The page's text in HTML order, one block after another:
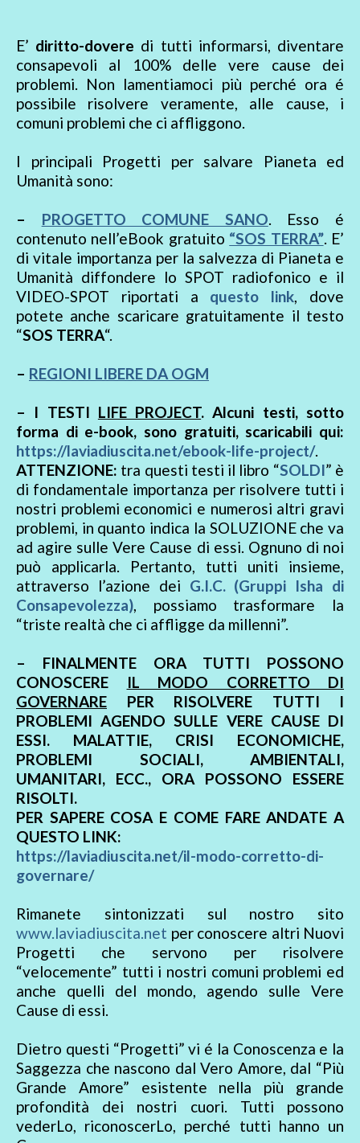
E’ diritto-dovere di tutti informarsi, diventare
consapevoli al 100% delle vere cause dei
problemi. Non lamentiamoci più perché ora é
possibile risolvere veramente, alle cause, i
comuni problemi che ci affliggono.
I principali Progetti per salvare Pianeta ed
Umanità sono:
– PROGETTO COMUNE SANO . Esso é
contenuto nell’eBook gratuito “SOS TERRA”. E’
di vitale importanza per la salvezza di Pianeta e
Umanità diffondere lo SPOT radiofonico e il
VIDEO-SPOT riportati a questo link , dove
potete anche scaricare gratuitamente il testo
“SOS TERRA“.
– REGIONI LIBERE DA OGM
– I TESTI LIFE PROJECT. Alcuni testi, sotto
forma di e-book, sono gratuiti, scaricabili qui:
https://laviadiuscita.net/ebook-life-project/.
ATTENZIONE: tra questi testi il libro “SOLDI” è
di fondamentale importanza per risolvere tutti i
nostri problemi economici e numerosi altri gravi
problemi, in quanto indica la SOLUZIONE che va
ad agire sulle Vere Cause di essi. Ognuno di noi
può applicarla. Pertanto, tutti uniti insieme,
attraverso l’azione dei G.I.C. (Gruppi Isha di
Consapevolezza) , possiamo trasformare la
“triste realtà che ci affligge da millenni”.
– FINALMENTE ORA TUTTI POSSONO
CONOSCERE
IL MODO CORRETTO DI
GOVERNARE PER RISOLVERE TUTTI I
PROBLEMI AGENDO SULLE VERE CAUSE DI
ESSI. MALATTIE, CRISI ECONOMICHE,
PROBLEMI SOCIALI, AMBIENTALI,
UMANITARI, ECC., ORA POSSONO ESSERE
RISOLTI.
PER SAPERE COSA E COME FARE ANDATE A
QUESTO LINK:
https://laviadiuscita.net/il-modo-corretto-di-
governare/
Rimanete sintonizzati sul nostro sito
www.laviadiuscita.net per conoscere altri Nuovi
Progetti che servono per risolvere
“velocemente” tutti i nostri comuni problemi ed
anche quelli del mondo, agendo sulle Vere
Cause di essi.
Dietro questi “Progetti” vi é la Conoscenza e la
Saggezza che nascono dal Vero Amore, dal “Più
Grande Amore” esistente nella più grande
profondità dei nostri cuori. Tutti possono
vederLo, riconoscerLo, perché tutti hanno un